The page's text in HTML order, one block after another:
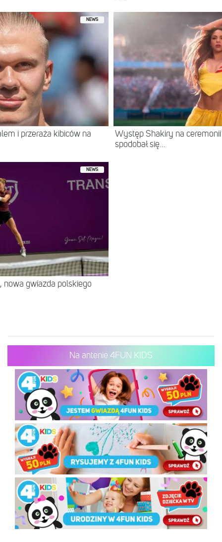
NEWS
i przeraża kibiców na
Występ Shakiry na
spodobał się...
NEWS
nowa gwiazda polskiego
Na antenie 4FUN KIDS